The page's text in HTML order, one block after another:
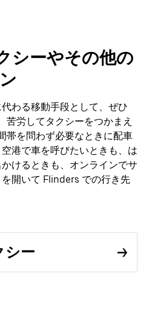
シーやその他の
わる移動手段として、ぜひ
苦労してタクシーをつかまえ
帯を問わず必要なときに配車
港で車を呼びたいときも、は
けるときも、オンラインでサ
開いて Flinders での行き先
シー